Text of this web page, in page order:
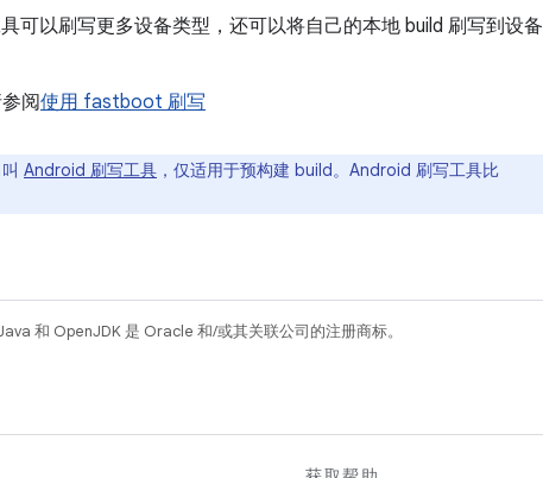
可以刷写更多设备类型，还可以将自己的本地 build 刷写到设备
阅使用 fastboot 刷写
Android 刷写工具 ，仅适用于预构建 build。Android 刷写工具比
和 OpenJDK 是 Oracle 和/或其关联公司的注册商标。